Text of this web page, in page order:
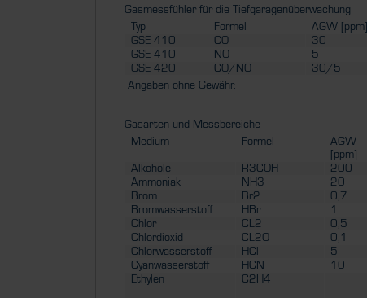
Gasmessfühler für die Tiefgaragenüberwachung
Typ
Formel AGW [ppm]
GSE 410
CO 30
GSE 410
NO 5
GSE 420
CO/NO 30/5
Angaben ohne Gewähr.
Gasarten und Messbereiche
Medium
Formel
AGW
[ppm]
Alkohole R3COH 200
Ammoniak
NH3 20
Brom
Br2 0,7
Bromwasserstoff
HBr 1
Chlor
CL2 0,5
Chlordioxid
CL2O 0,1
Chlorwasserstoff
HCl 5
Cyanwasserstoff
HCN 10
Ethylen
C2H4